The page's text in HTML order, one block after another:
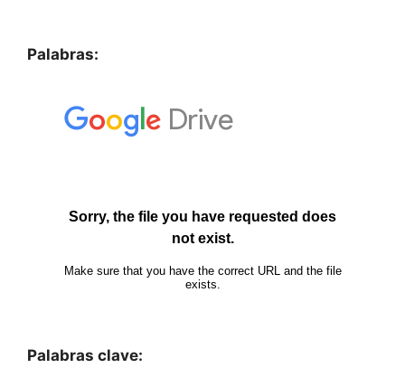
Palabras:
Palabras clave: